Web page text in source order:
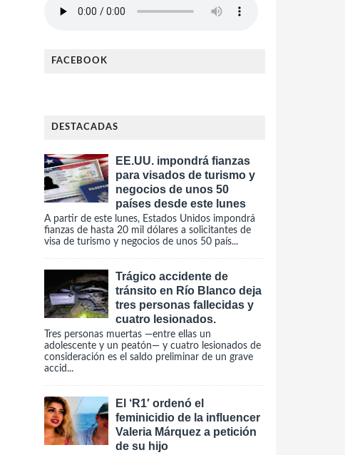
FACEBOOK
DESTACADAS
EE.UU. impondrá fianzas
para visados de turismo y
negocios de unos 50
países desde este lunes
A partir de este lunes, Estados Unidos impondrá
fianzas de hasta 20 mil dólares a solicitantes de
visa de turismo y negocios de unos 50 país...
Trágico accidente de
tránsito en Río Blanco deja
tres personas fallecidas y
cuatro lesionados.
Tres personas muertas —entre ellas un
adolescente y un peatón— y cuatro lesionados de
consideración es el saldo preliminar de un grave
accid...
El ‘R1′ ordenó el
feminicidio de la influencer
Valeria Márquez a petición
de su hijo